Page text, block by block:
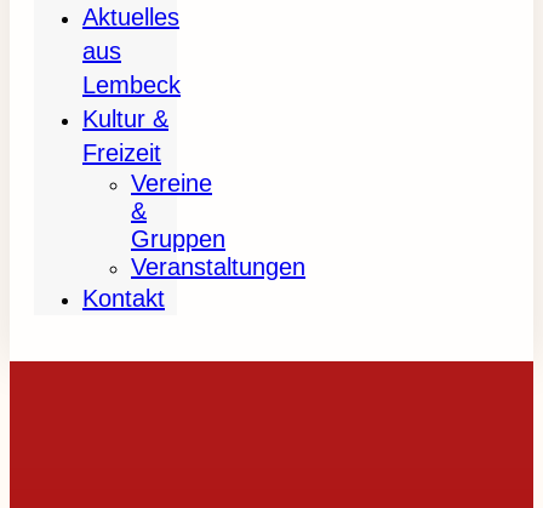
Aktuelles
aus
Lembeck
Kultur &
Freizeit
Vereine
&
Gruppen
Veranstaltungen
Kontakt